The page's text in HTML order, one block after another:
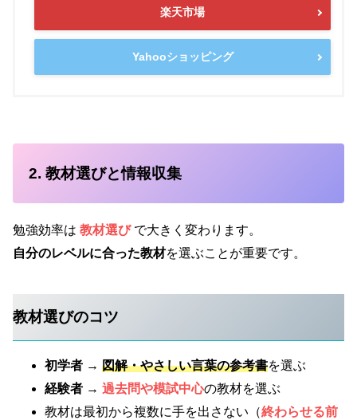
楽天市場
Yahooショッピング
2. 教材選びと情報収集
勉強効率は 教材選びで大きく変わります。
自分のレベルに合った教材を選ぶことが重要です。
教材選びのコツ
初学者 → 図解・やさしい言葉の参考書を選ぶ
経験者 → 過去問や模試中心の教材を選ぶ
教材は最初から複数に手を出さない（終わらせる前